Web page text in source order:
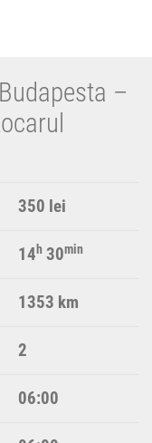
–
350 lei
14h 30min
1353 km
2
06:00